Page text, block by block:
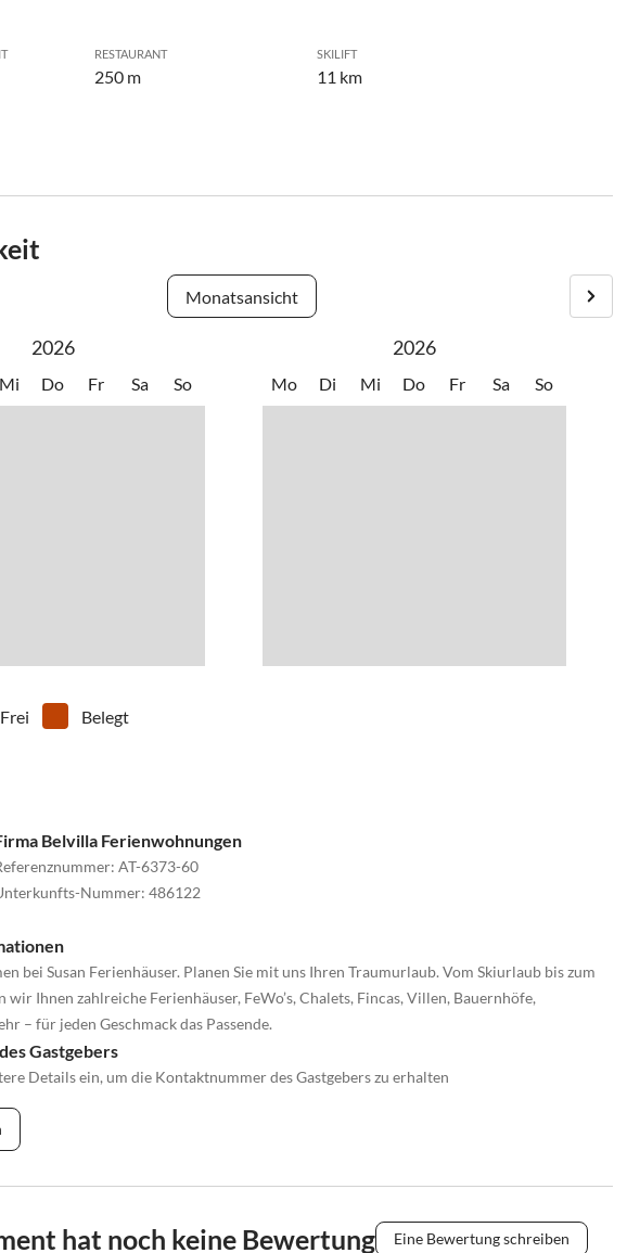
RESTAURANT
250 m
SKILIFT
11 km
Monatsansicht
2026
Mi Do Fr Sa So
2026
Mo Di Mi Do Fr Sa So
Frei Belegt
Belvilla Ferienwohnungen
: AT-6373-60
Nummer: 486122
bei Susan Ferienhäuser. Planen Sie mit uns Ihren Traumurlaub. Vom Skiurlaub bis zum
Ihnen zahlreiche Ferienhäuser, FeWo’s, Chalets, Fincas, Villen, Bauernhöfe,
– für jeden Geschmack das Passende.
Gastgebers
Details ein, um die Kontaktnummer des Gastgebers zu erhalten
hat noch keine Bewertung Eine Bewertung schreiben